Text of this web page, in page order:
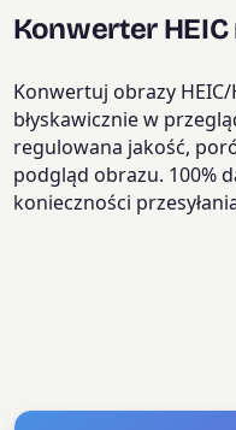
Konwerter HEIC
Konwertuj obrazy HEIC/
błyskawicznie w
regulowana jakość,
podgląd obrazu. 100%
konieczności